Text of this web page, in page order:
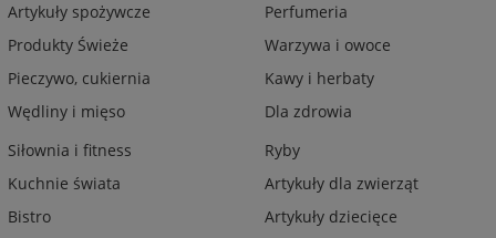
Artykuły spożywcze
Produkty Świeże
Pieczywo, cukiernia
Wędliny i mięso
Perfumeria
Warzywa i owoce
Kawy i herbaty
Dla zdrowia
Siłownia i fitness
Kuchnie świata
Bistro
Ryby
Artykuły dla zwierząt
Artykuły dziecięce